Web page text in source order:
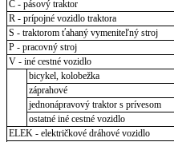
C - pásový traktor
R - prípojné vozidlo traktora
S - traktorom ťahaný vymeniteľný stroj
P - pracovný stroj
V - iné cestné vozidlo
bicykel, kolobežka
záprahové
jednonápravový traktor s prívesom
ostatné iné cestné vozidlo
ELEK - električkové dráhové vozidlo